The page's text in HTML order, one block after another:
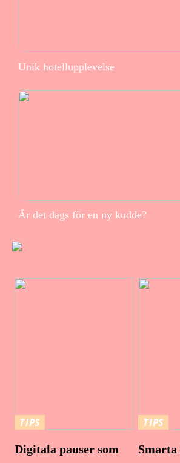
Unik hotellupplevelse
Är det dags för en ny kudde?
TIPS
Digitala pauser som
TIPS
Smarta